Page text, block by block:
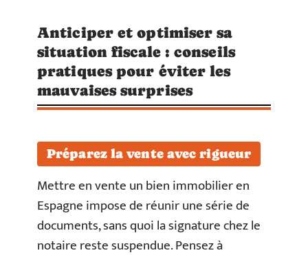
Anticiper et optimiser sa
situation fiscale : conseils
pratiques pour éviter les
mauvaises surprises
Préparez la vente avec rigueur
Mettre en vente un bien immobilier en
Espagne impose de réunir une série de
documents, sans quoi la signature chez le
notaire reste suspendue. Pensez à